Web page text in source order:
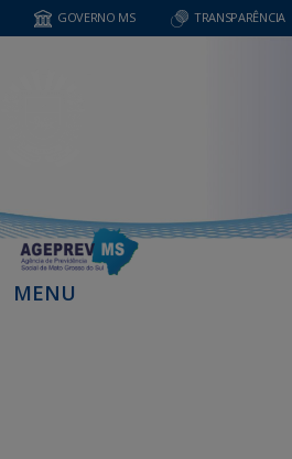
GOVERNO MS TRANSPARÊNCIA
MENU